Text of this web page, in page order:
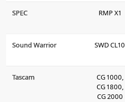
SPEC RMP X1
Sound Warrior SWD CL10
Tascam
CG 1000,
CG 1800,
CG 2000